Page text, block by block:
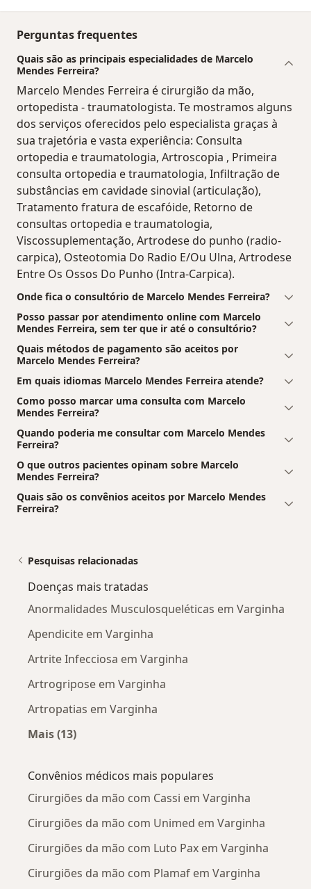
Perguntas frequentes
Quais são as principais especialidades de Marcelo
Mendes Ferreira?
Marcelo Mendes Ferreira é cirurgião da mão,
ortopedista - traumatologista. Te mostramos alguns
dos serviços oferecidos pelo especialista graças à
sua trajetória e vasta experiência: Consulta
ortopedia e traumatologia, Artroscopia , Primeira
consulta ortopedia e traumatologia, Infiltração de
substâncias em cavidade sinovial (articulação),
Tratamento fratura de escafóide, Retorno de
consultas ortopedia e traumatologia,
Viscossuplementação, Artrodese do punho (radio-
carpica), Osteotomia Do Radio E/Ou Ulna, Artrodese
Entre Os Ossos Do Punho (Intra-Carpica).
Onde fica o consultório de Marcelo Mendes Ferreira?
Posso passar por atendimento online com Marcelo
Mendes Ferreira, sem ter que ir até o consultório?
Quais métodos de pagamento são aceitos por
Marcelo Mendes Ferreira?
Em quais idiomas Marcelo Mendes Ferreira atende?
Como posso marcar uma consulta com Marcelo
Mendes Ferreira?
Quando poderia me consultar com Marcelo Mendes
Ferreira?
O que outros pacientes opinam sobre Marcelo
Mendes Ferreira?
Quais são os convênios aceitos por Marcelo Mendes
Ferreira?
Pesquisas relacionadas
Doenças mais tratadas
Anormalidades Musculosqueléticas em Varginha
Apendicite em Varginha
Artrite Infecciosa em Varginha
Artrogripose em Varginha
Artropatias em Varginha
Mais (13)
Convênios médicos mais populares
Cirurgiões da mão com Cassi em Varginha
Cirurgiões da mão com Unimed em Varginha
Cirurgiões da mão com Luto Pax em Varginha
Cirurgiões da mão com Plamaf em Varginha